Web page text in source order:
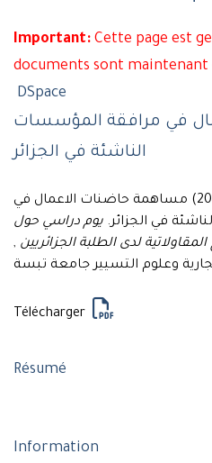
Important: Cette page est
documents sont maintenant
DSpace
في مرافقة المؤسسات
الناشئة في الجزائر
مشري محمد الناصر (2023) مساهمة حاضنات الاعمال في
في الجزائر. يوم دراسي حول
لدى الطلبة الجزائريين ,
وعلوم التسيير جامعة تبسة
Télécharger
Résumé
Information